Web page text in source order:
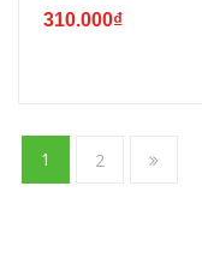
310.000₫
1 2